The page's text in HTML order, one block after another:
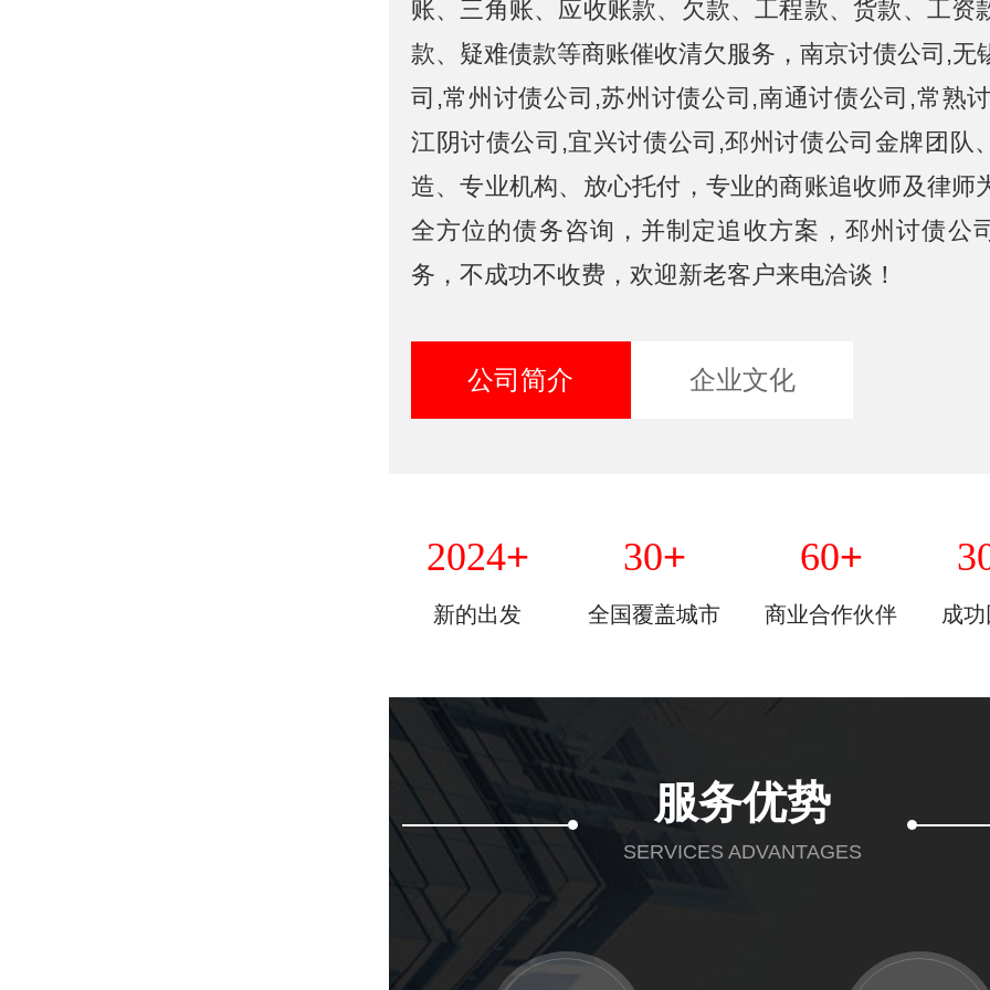
账、三角账、应收账款、欠款、工程款、货款、工资
款、疑难债款等商账催收清欠服务，南京讨债公司,无
司,常州讨债公司,苏州讨债公司,南通讨债公司,常熟
江阴讨债公司,宜兴讨债公司,邳州讨债公司金牌团队
造、专业机构、放心托付，专业的商账追收师及律师
全方位的债务咨询，并制定追收方案，邳州讨债公
务，不成功不收费，欢迎新老客户来电洽谈！
公司简介 企业文化
2024+
新的出发
30+
全国覆盖城市
60+
商业合作伙伴 成
服务优势
SERVICES ADVANTAGES